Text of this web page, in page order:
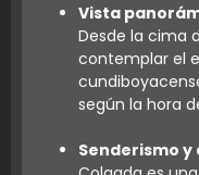
Vista
Desde la cima
contemplar el
según la hora
Senderismo